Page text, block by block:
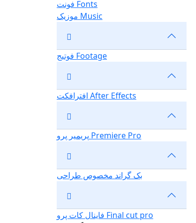
فونت Fonts
موزیک Music
فوتیج Footage
افترافکت After Effects
پریمیر پرو Premiere Pro
بک گراند مخصوص طراحی
فاینال کات پرو Final cut pro